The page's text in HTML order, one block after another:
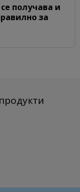
получава и
за